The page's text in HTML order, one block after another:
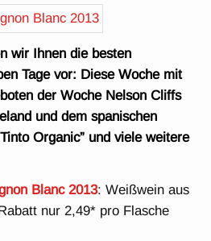
wir Ihnen die besten
Tage vor: Diese Woche mit
der Woche Nelson Cliffs
und dem spanischen
Organic” und viele weitere
Blanc 2013: Weißwein aus
nur 2,49* pro Flasche